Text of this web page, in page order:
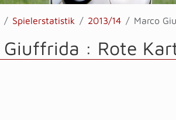
Spielerstatistik 2013/14 Marco
Giuffrida : Rote